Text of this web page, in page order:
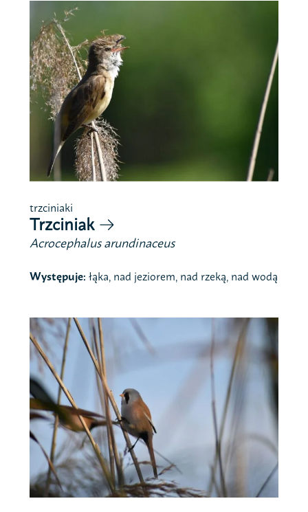
trzciniaki
Trzciniak
Acrocephalus arundinaceus
Występuje: łąka, nad jeziorem, nad rzeką, nad wodą